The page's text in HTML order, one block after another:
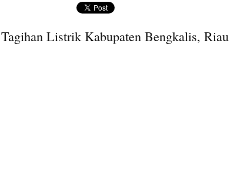
Listrik Kabupaten Bengkalis, Riau